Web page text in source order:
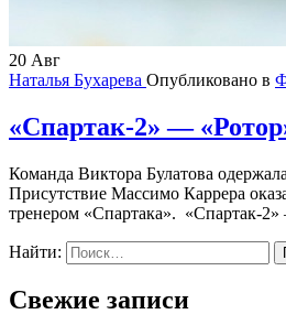
20 Авг
Наталья Бухарева Опубликовано в
«Спартак-2» —
Команда Виктора Булатова
Присутствие Массимо Каррера
тренером «Спартака». «Спартак-
Найти:
Свежие записи